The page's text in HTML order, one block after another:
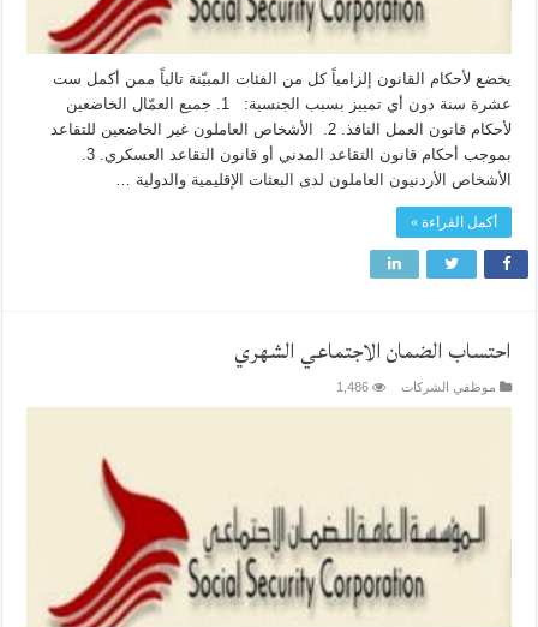
يخضع لأحكام القانون إلزامياً كل من الفئات المبيّنة تالياً ممن أكمل ست
عشرة سنة دون أي تمييز بسبب الجنسية: 1. جميع العمّال الخاضعين
لأحكام قانون العمل النافذ. 2. الأشخاص العاملون غير الخاضعين للتقاعد
بموجب أحكام قانون التقاعد المدني أو قانون التقاعد العسكري. 3.
الأشخاص الأردنيون العاملون لدى البعثات الإقليمية والدولية …
أكمل القراءة »
احتساب الضمان الاجتماعي الشهري
موظفي الشركات 1,486